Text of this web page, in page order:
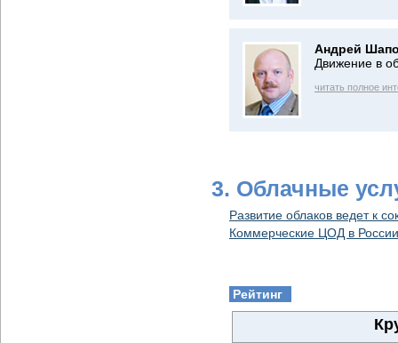
Андрей
Движение в
читать полное
3. Облачные
Развитие облаков ведет к
Коммерческие ЦОД в
Рейтинг